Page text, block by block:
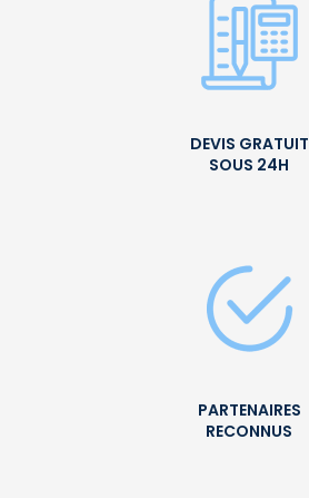
DEVIS GRATUIT
SOUS 24H
PARTENAIRES
RECONNUS